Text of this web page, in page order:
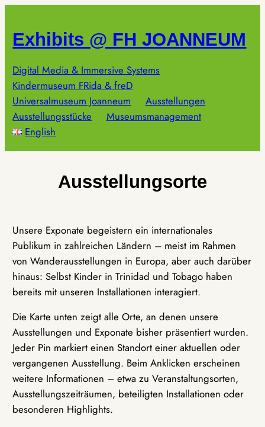
springen
Exhibits @ FH JOANNEUM
Digital Media & Immersive Systems
Kindermuseum FRida & freD
Universalmuseum Joanneum
Ausstellungen
Ausstellungsstücke
Museumsmanagement
English
Ausstellungsorte
Unsere Exponate begeistern ein internationales
Publikum in zahlreichen Ländern – meist im Rahmen
von Wanderausstellungen in Europa, aber auch darüber
hinaus: Selbst Kinder in Trinidad und Tobago haben
bereits mit unseren Installationen interagiert.
Die Karte unten zeigt alle Orte, an denen unsere
Ausstellungen und Exponate bisher präsentiert wurden.
Jeder Pin markiert einen Standort einer aktuellen oder
vergangenen Ausstellung. Beim Anklicken erscheinen
weitere Informationen – etwa zu Veranstaltungsorten,
Ausstellungszeiträumen, beteiligten Installationen oder
besonderen Highlights.